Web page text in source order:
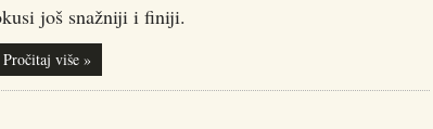
još snažniji i finiji.
Pročitaj više »